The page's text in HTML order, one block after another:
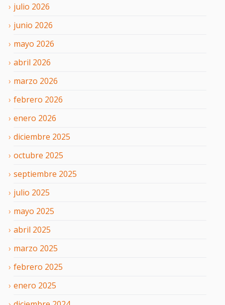
julio 2026
junio 2026
mayo 2026
abril 2026
marzo 2026
febrero 2026
enero 2026
diciembre 2025
octubre 2025
septiembre 2025
julio 2025
mayo 2025
abril 2025
marzo 2025
febrero 2025
enero 2025